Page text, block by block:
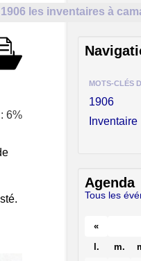
1906 les inventaires à
6%
MOTS-CLÉS
1906
Inventaire
Agenda
Tous les
«
l.
m.